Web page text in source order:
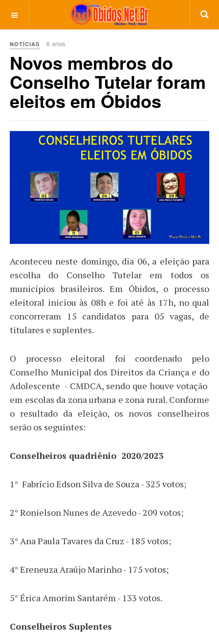
NOTÍCIAS 6 anos
Novos membros do
Conselho Tutelar foram
eleitos em Óbidos
Aconteceu neste domingo, dia 06, a eleição para
escolha do Conselho Tutelar em todos os
municípios brasileiros. Em Óbidos, o processo
eleitoral iniciou às 08h e foi até às 17h, no qual
concorreram 15 candidatos para 05 vagas, de
titulares e suplentes.
O processo eleitoral foi coordenado pelo
Conselho Municipal dos Direitos da Criança e do
Adolescente - CMDCA, sendo que houve votação
em escolas da zona urbana e zona rural. Conforme
o resultado da eleição, os novos conselheiros
serão os seguintes:
Conselheiros quadriênio 2020/2023
1° Fabrício Edson Silva de Souza - 325 votos;
2° Ronielson Nunes de Azevedo - 209 votos;
3° Ana Paula Tavares da Cruz - 185 votos;
4° Ereneuza Araújo Marinho - 175 votos;
5° Érica Amorim Santarém - 133 votos.
Conselheiros Suplentes